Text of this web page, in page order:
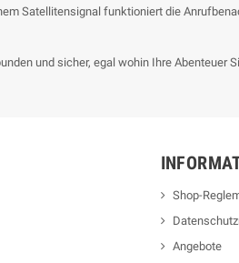
Satellitensignal funktioniert die
und sicher, egal wohin Ihre Abenteuer
Shop-
Angebote